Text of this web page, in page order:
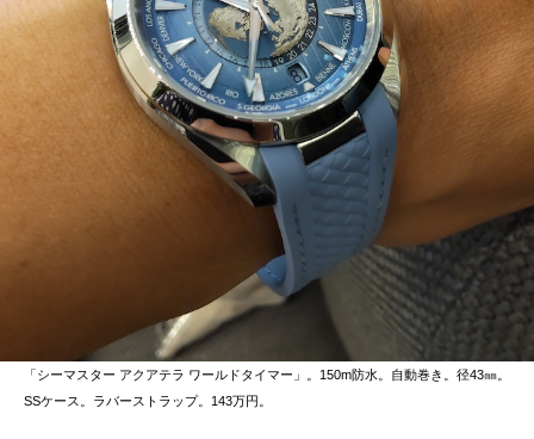
「シーマスター アクアテラ ワールドタイマー」。150m防水。自動巻き。径43㎜。
SSケース。ラバーストラップ。143万円。